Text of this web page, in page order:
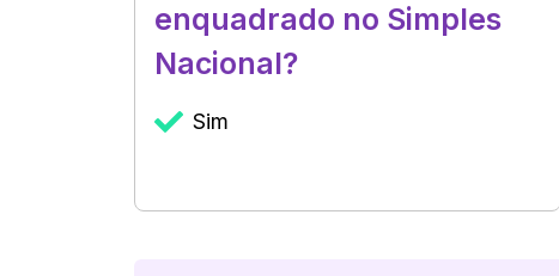
enquadrado no Simples
Nacional?
Sim